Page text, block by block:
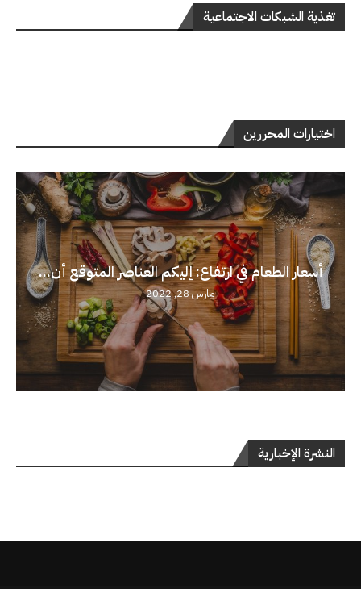
تغذية الشبكات الاجتماعية
اختيارات المحررين
أسعار الطعام في ارتفاع: إليكم العناصر المتوقع أن...
مارس 28, 2022
النشرة الإخبارية